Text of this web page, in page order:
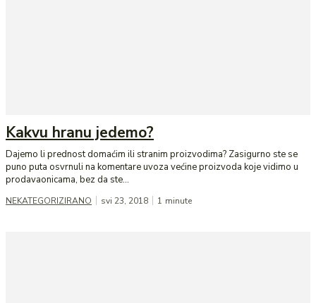
Kakvu hranu jedemo?
Dajemo li prednost domaćim ili stranim proizvodima? Zasigurno ste se
puno puta osvrnuli na komentare uvoza većine proizvoda koje vidimo u
prodavaonicama, bez da ste...
NEKATEGORIZIRANO svi 23, 2018 1 minute